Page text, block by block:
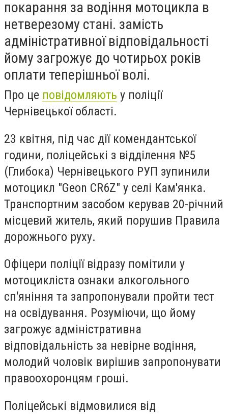
покарання за водіння мотоцикла в
нетверезому стані. замість
адміністративної відповідальності
йому загрожує до чотирьох років
оплати теперішньої волі.
Про це повідомляють у поліції
Чернівецької області.
23 квітня, під час дії комендантської
години, поліцейські з відділення №5
(Глибока) Чернівецького РУП зупинили
мотоцикл "Geon CR6Z" у селі Кам'янка.
Транспортним засобом керував 20-річний
місцевий житель, який порушив Правила
дорожнього руху.
Офіцери поліції відразу помітили у
мотоцикліста ознаки алкогольного
сп'яніння та запропонували пройти тест
на освідування. Розуміючи, що йому
загрожує адміністративна
відповідальність за невірне водіння,
молодий чоловік вирішив запропонувати
правоохоронцям гроші.
Поліцейські відмовилися від